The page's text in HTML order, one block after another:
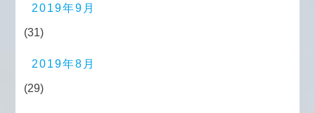
2019年9月
(31)
2019年8月
(29)